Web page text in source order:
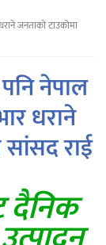
जनताको टाउकोमा
नेपाल
धराने
राई
दैनिक